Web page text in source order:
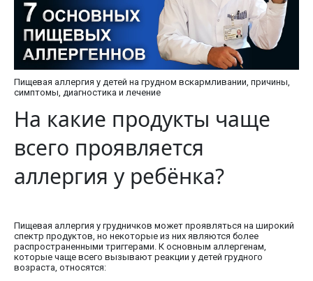
Пищевая аллергия у детей на грудном вскармливании, причины,
симптомы, диагностика и лечение
На какие продукты чаще
всего проявляется
аллергия у ребёнка?
Пищевая аллергия у грудничков может проявляться на широкий
спектр продуктов, но некоторые из них являются более
распространенными триггерами. К основным аллергенам,
которые чаще всего вызывают реакции у детей грудного
возраста, относятся: